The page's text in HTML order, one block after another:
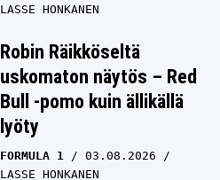
LASSE HONKANEN
Robin Räikköseltä
uskomaton näytös – Red
Bull -pomo kuin ällikällä
lyöty
FORMULA 1
03.08.2026
LASSE HONKANEN